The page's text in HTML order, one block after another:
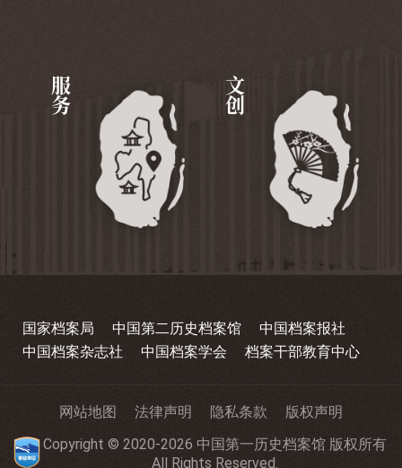
服务 文创
国家档案局 中国第二历史档案馆
中国档案报社
中国档案杂志社
中国档案学会 档案干部教育中心
网站地图 法律声明 隐私条款
版权声明
Copyright © 2020-2026 中国第一历史档案馆 版权所有
All Rights Reserved.